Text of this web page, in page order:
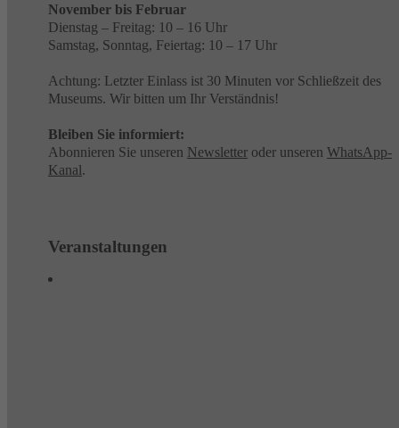
November bis Februar
Dienstag – Freitag: 10 – 16 Uhr
Samstag, Sonntag, Feiertag: 10 – 17 Uhr
Achtung: Letzter Einlass ist 30 Minuten vor Schließzeit des
Museums. Wir bitten um Ihr Verständnis!
Bleiben Sie informiert:
Abonnieren Sie unseren Newsletter oder unseren WhatsApp-
Kanal.
Veranstaltungen